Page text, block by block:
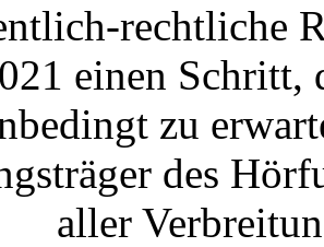
rechtliche
einen Schritt,
zu
des
aller